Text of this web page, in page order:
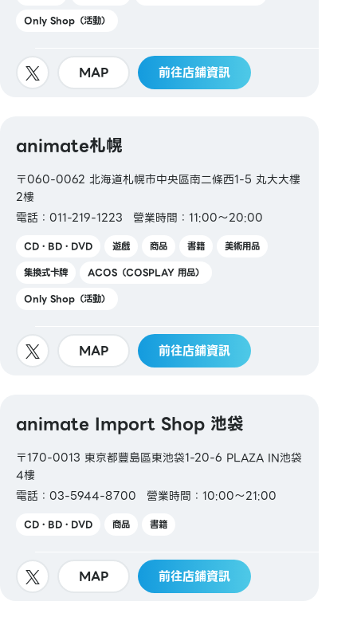
Only Shop（活動）
MAP 前往店鋪資訊
animate札幌
〒060-0062 北海道札幌市中央區南二條西1-5 丸大大樓
2樓
電話：011-219-1223
營業時間：11:00～20:00
CD・BD・DVD 遊戲 商品 書籍
美術用品
集換式卡牌
ACOS（COSPLAY 用品）
Only Shop（活動）
MAP 前往店鋪資訊
animate Import Shop 池袋
〒170-0013 東京都豐島區東池袋1-20-6 PLAZA IN池袋
4樓
電話：03-5944-8700
營業時間：10:00～21:00
CD・BD・DVD 商品 書籍
MAP 前往店鋪資訊